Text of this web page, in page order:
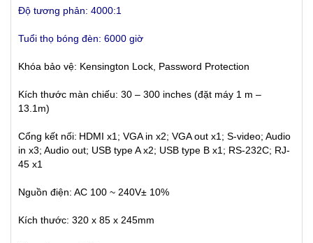
Độ tương phản: 4000:1
Tuổi thọ bóng đèn: 6000 giờ
Khóa bảo vệ: Kensington Lock, Password Protection
Kích thước màn chiếu: 30 – 300 inches (đặt máy 1 m –
13.1m)
Cổng kết nối: HDMI x1; VGA in x2; VGA out x1; S-video; Audio
in x3; Audio out; USB type A x2; USB type B x1; RS-232C; RJ-
45 x1
Nguồn điện: AC 100 ~ 240V± 10%
Kích thước: 320 x 85 x 245mm